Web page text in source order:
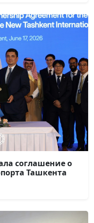
соглашение о
Ташкента